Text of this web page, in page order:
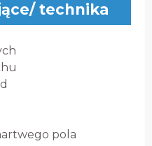
technika
pola